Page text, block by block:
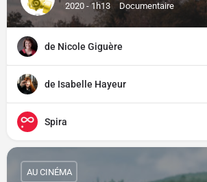
2020 - 1h13 Documentaire
de Nicole Giguère
de Isabelle Hayeur
Spira
AU CINÉMA